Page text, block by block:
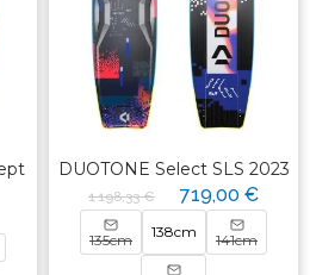
DUOTONE Select SLS 2023
1 198,33 € 719,00 €
135cm 138cm 141cm